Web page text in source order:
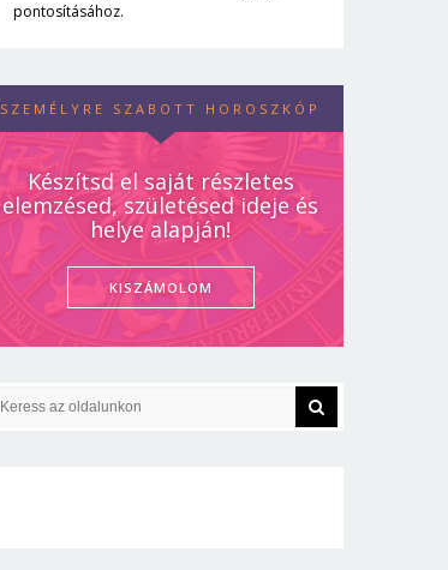
pontosításához.
SZEMÉLYRE SZABOTT HOROSZKÓP
Készítsd el saját részletes
elemzésed, születésed ideje és
helye alapján!
KISZÁMOLOM